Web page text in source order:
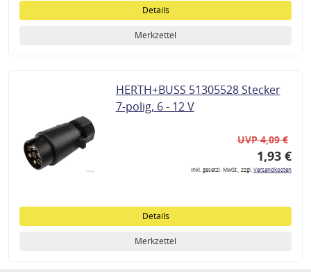
Details
Merkzettel
HERTH+BUSS 51305528 Stecker
7-polig, 6 - 12 V
UVP 4,09 €
1,93 €
inkl. gesetzl. MwSt., zzgl.Versandkosten
Details
Merkzettel